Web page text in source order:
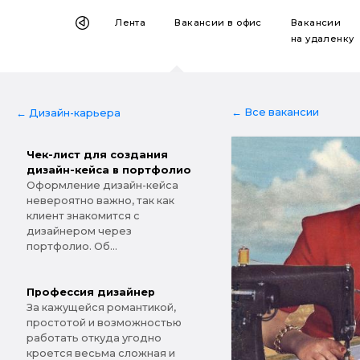
Лента Вакансиив офис
Вакансии
на удаленку
← Дизайн-карьера
Чек-лист для создания
дизайн-кейса в портфолио
Оформление дизайн-кейса
невероятно важно, так как
клиент знакомится с
дизайнером через
портфолио. Об...
Профессия дизайнер
За кажущейся романтикой,
простотой и возможностью
работать откуда угодно
кроется весьма сложная и
← Все вакансии